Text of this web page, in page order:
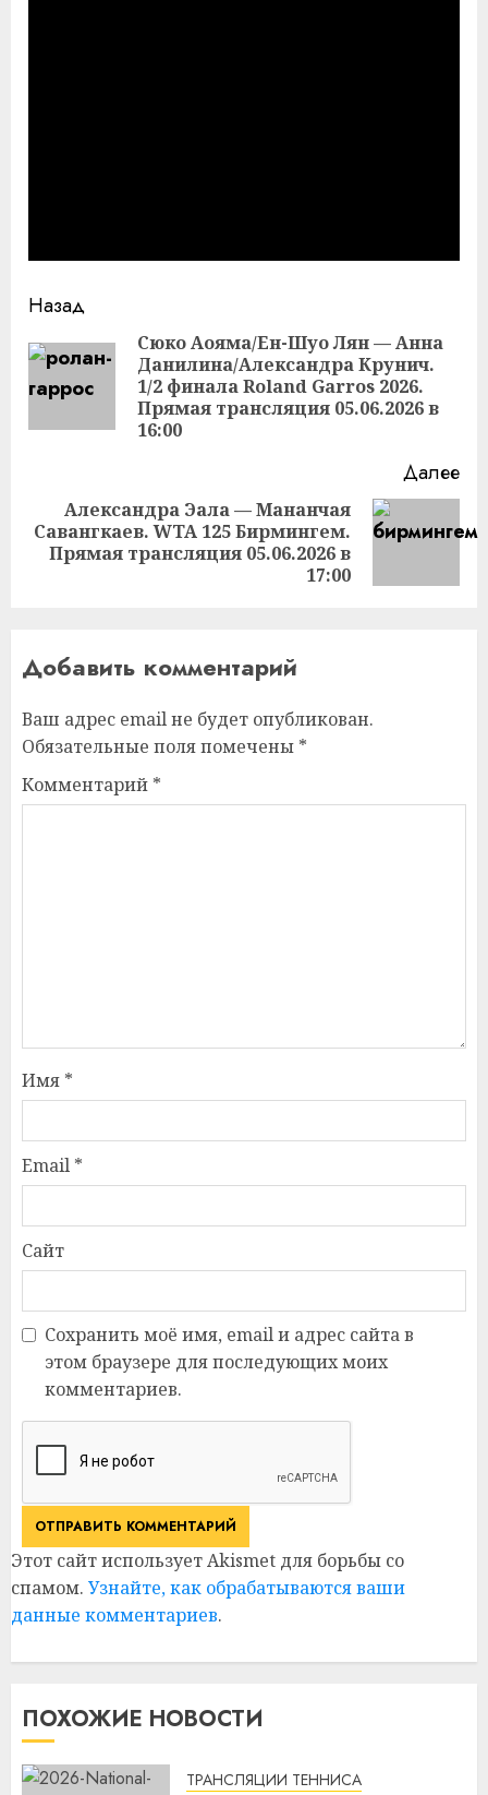
Продолжить
чтение
Назад
Сюко Аояма/Ен-Шуо Лян — Анна
Данилина/Александра Крунич.
1/2 финала Roland Garros 2026.
Прямая трансляция 05.06.2026 в
16:00
Далее
Следующая
запись:
Александра Эала — Мананчая
Савангкаев. WTA 125 Бирмингем.
Прямая трансляция 05.06.2026 в
17:00
Добавить комментарий
Ваш адрес email не будет опубликован.
Обязательные поля помечены *
Комментарий *
Имя *
Email *
Сайт
Сохранить моё имя, email и адрес сайта в
этом браузере для последующих моих
комментариев.
Этот сайт использует Akismet для борьбы со
спамом. Узнайте, как обрабатываются ваши
данные комментариев.
ПОХОЖИЕ НОВОСТИ
ТРАНСЛЯЦИИ ТЕННИСА